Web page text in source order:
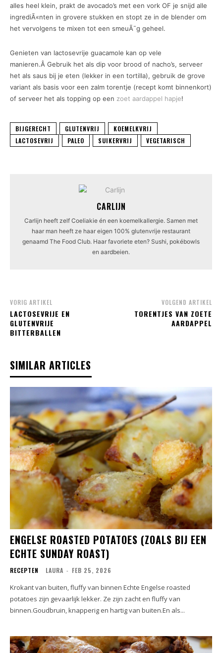
alles heel klein, prakt de avocado’s met een vork OF je snijd alle
ingrediÃ«nten in grovere stukken en stopt ze in de blender om
het vervolgens te mixen tot een smeuÃ¯g geheel.
Genieten van lactosevrije guacamole kan op vele
manieren.Â Gebruik het als dip voor brood of nacho’s, serveer
het als saus bij je eten (lekker in een tortilla), gebruik de grove
variant als basis voor een zalm torentje (recept komt binnenkort)
of serveer het als topping op een zoet aardappel hapje!
BIJGERECHT GLUTENVRIJ
KOEMELKVRIJ
LACTOSEVRIJ
PALEO SUIKERVRIJ VEGETARISCH
CARLIJN
Carlijn heeft zelf Coeliakie én een koemelkallergie. Samen met
haar man heeft ze haar eigen 100% glutenvrije restaurant
genaamd The Food Club. Haar favoriete eten? Sushi, pokébowls
en aardbeien.
VORIG ARTIKEL
LACTOSEVRIJE EN
GLUTENVRIJE
BITTERBALLEN
VOLGEND ARTIKEL
TORENTJES VAN ZOETE
AARDAPPEL
SIMILAR ARTICLES
ENGELSE ROASTED POTATOES (ZOALS BIJ EEN
ECHTE SUNDAY ROAST)
RECEPTEN LAURA - FEB 25, 2026
Krokant van buiten, fluffy van binnen Echte Engelse roasted
potatoes zijn gevaarlijk lekker. Ze zijn zacht en fluffy van
binnen.Goudbruin, knapperig en hartig van buiten.En als...